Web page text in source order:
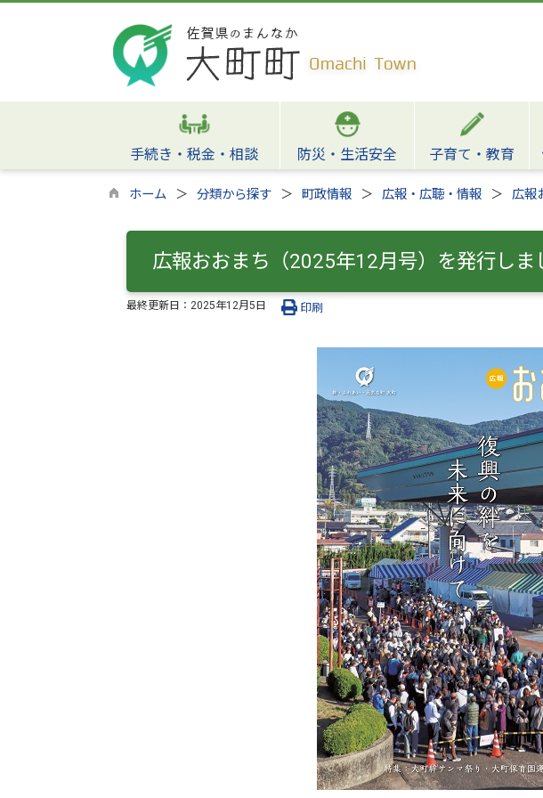
手続き・税金・相談 防災・生活安全 子育て・教育
ホーム 分類から探す 町政情報 広報・広聴・情報 広報
広報おおまち（2025年12月号）を発行しま
最終更新日： 2025年12月5日 印刷